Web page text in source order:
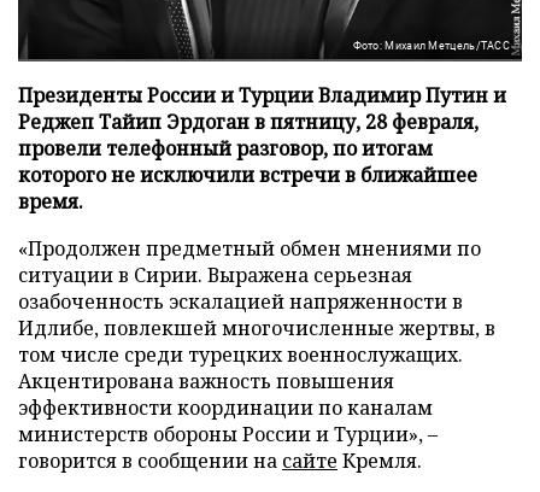
Фото: Михаил Метцель/ТАСС
Президенты России и Турции Владимир Путин и
Реджеп Тайип Эрдоган в пятницу, 28 февраля,
провели телефонный разговор, по итогам
которого не исключили встречи в ближайшее
время.
«Продолжен предметный обмен мнениями по
ситуации в Сирии. Выражена серьезная
озабоченность эскалацией напряженности в
Идлибе, повлекшей многочисленные жертвы, в
том числе среди турецких военнослужащих.
Акцентирована важность повышения
эффективности координации по каналам
министерств обороны России и Турции», –
говорится в сообщении на сайте Кремля.